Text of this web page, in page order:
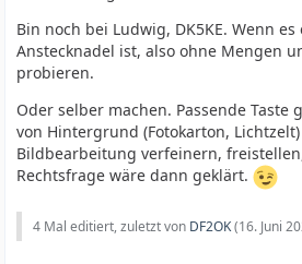
Bin noch bei Ludwig, DK5KE. Wenn
Anstecknadel ist, also ohne Mengen
probieren.
Oder selber machen. Passende
von Hintergrund (Fotokarton,
Bildbearbeitung verfeinern,
Rechtsfrage wäre dann geklärt.
4 Mal editiert, zuletzt von DF2OK(16. Juni